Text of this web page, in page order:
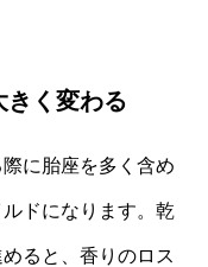
きく変わる
に胎座を多く含め
ドになります。乾
ると、香りのロス